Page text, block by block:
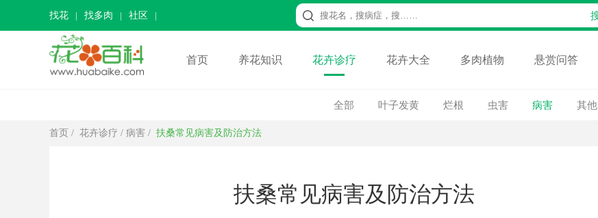
找花 找多肉 社区
首页 养花知识 花卉诊疗 花卉大全 多肉植物 悬赏问答
全部 叶子发黄 烂根 虫害 病害 其他
首页 / 花卉诊疗 / 病害 / 扶桑常见病害及防治方法
扶桑常见病害及防治方法